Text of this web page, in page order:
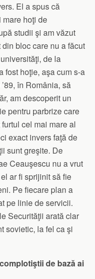
El a spus că
mare hoţi de
studii şi am văzut
bloc care nu a făcut
de la
fost hoţie, aşa cum s-a
în România, să
am descoperit un
pentru parbrize care
cel mai mare al
exact invers faţă de
sunt greşite. De
Ceauşescu nu a vrut
ar fi sprijinit să fie
Pe fiecare plan a
pe linie de servicii.
Securităţii arată clar
sovietic, la fel ca şi
de bază ai